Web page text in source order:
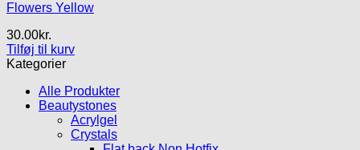
Flowers Yellow
30.00kr.
Tilføj til kurv
Kategorier
Alle Produkter
Beautystones
Acrylgel
Crystals